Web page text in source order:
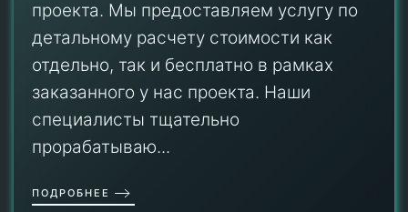
проекта. Мы предоставляем услугу по
детальному расчету стоимости как
отдельно, так и бесплатно в рамках
заказанного у нас проекта. Наши
специалисты тщательно
прорабатываю...
ПОДРОБНЕЕ